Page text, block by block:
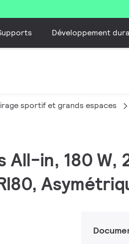
Développement
sportif et grands espaces
in, 180 W,